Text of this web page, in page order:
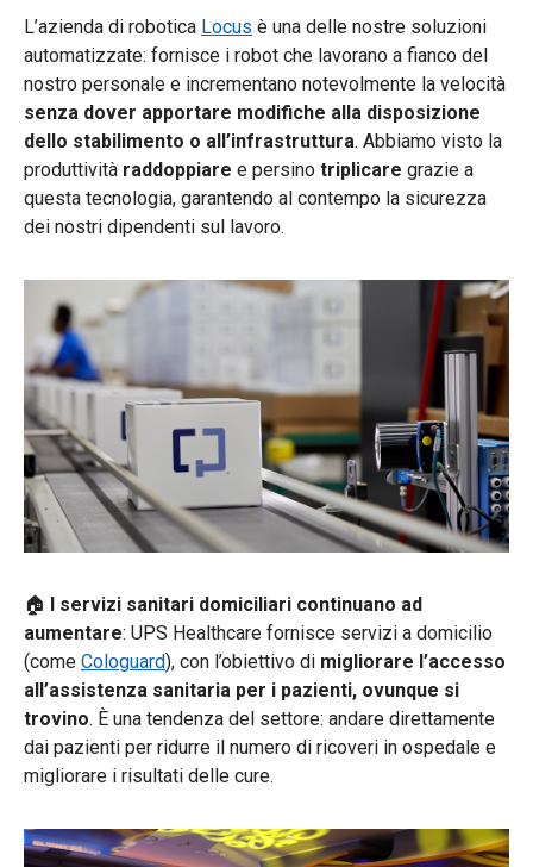
L’azienda di robotica Locus è una delle nostre soluzioni
automatizzate: fornisce i robot che lavorano a fianco del
nostro personale e incrementano notevolmente la velocità
senza dover apportare modifiche alla disposizione
dello stabilimento o all’infrastruttura. Abbiamo visto la
produttività raddoppiare e persino triplicare grazie a
questa tecnologia, garantendo al contempo la sicurezza
dei nostri dipendenti sul lavoro.
🏠
I servizi sanitari domiciliari continuano ad
aumentare: UPS Healthcare fornisce servizi a domicilio
(come Cologuard), con l’obiettivo di migliorare l’accesso
all’assistenza sanitaria per i pazienti, ovunque si
trovino. È una tendenza del settore: andare direttamente
dai pazienti per ridurre il numero di ricoveri in ospedale e
migliorare i risultati delle cure.